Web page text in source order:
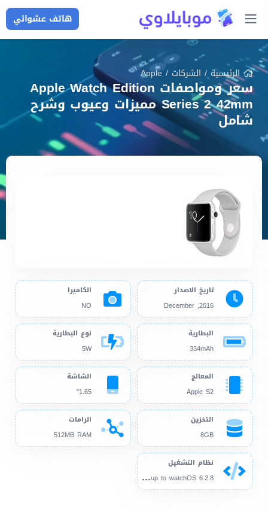
هاتف عشوائي
الرئيسية/ الشركات /
Apple
سعر ومواصفات Apple Watch Edition
Series 2 42mm مميزات وعيوب وشرح
شامل
تاريخ الاصدار
2016, December
الكاميرا
NO
البطارية
334mAh
نوع البطارية
5W
المعالج
Apple S2
الشاشة
1.65"
التخزين
8GB
الرامات
512MB RAM
نظام التشغيل
wat
chOS 3.0, up to watchOS 6.2.8